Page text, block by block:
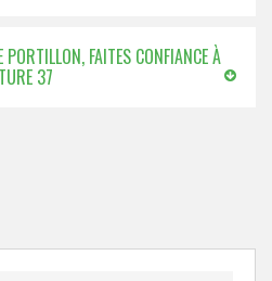
FAITES CONFIANCE À
37